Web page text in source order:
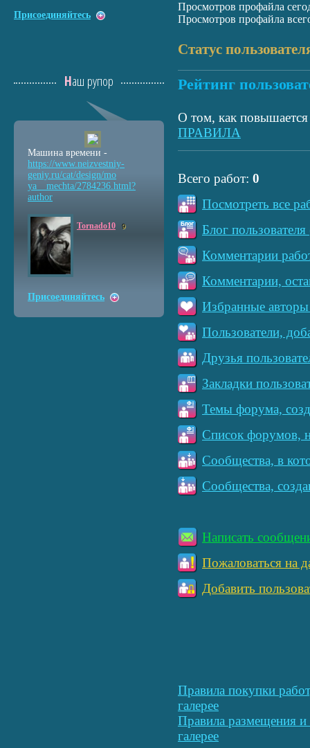
Просмотров профайла
Просмотров профайла
Статус
Рейтинг
О том, как повышается
ПРАВИЛА
Всего работ: 0
Посмотреть все
Блог
Комментарии
Комментарии,
Избранные авторы
Пользователи,
Друзья
Закладки
Темы форума,
Список форумов,
Сообщества, в
Сообщества,
Написать
Пожаловаться на
Добавить
Правила покупки
галерее
Правила размещения
галерее
Присоединяйтесь
Наш рупор
Машина времени -
https://www.neizvestniy-
geniy.ru/cat/design/mo
ya__mechta/2784236.html ?
author
Tornado10 9
Присоединяйтесь